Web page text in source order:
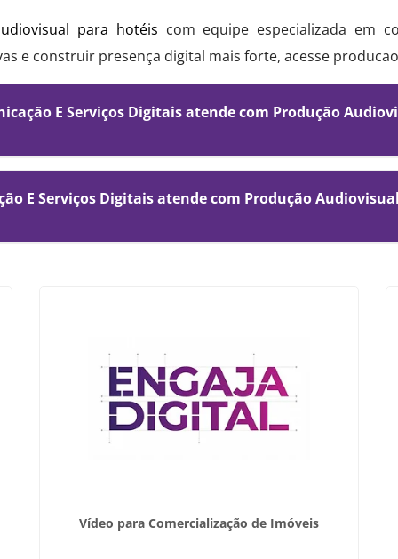
para hotéis com equipe especializada em
e construir presença digital mais forte, acesse
E Serviços Digitais atende com Produção
E Serviços Digitais atende com Produção
Vídeo para Comercialização de Imóveis